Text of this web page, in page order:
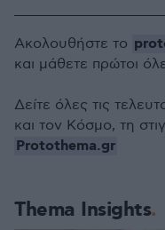
Thema Insights
Ακολουθήστε το
και μάθετε πρώτοι
Δείτε όλες τις
και τον Κόσμο, τη
Protothema.gr